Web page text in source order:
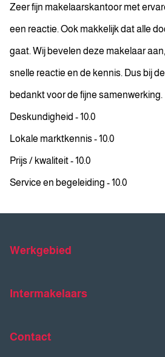
Zeer fijn makelaarskantoor met
een reactie. Ook makkelijk dat alle
gaat. Wij bevelen deze makelaar
snelle reactie en de kennis. Dus bij
bedankt voor de fijne samenwerking.
Deskundigheid - 10.0
Lokale marktkennis - 10.0
Prijs / kwaliteit - 10.0
Service en begeleiding - 10.0
Werkgebied
Intermakelaars
Contact